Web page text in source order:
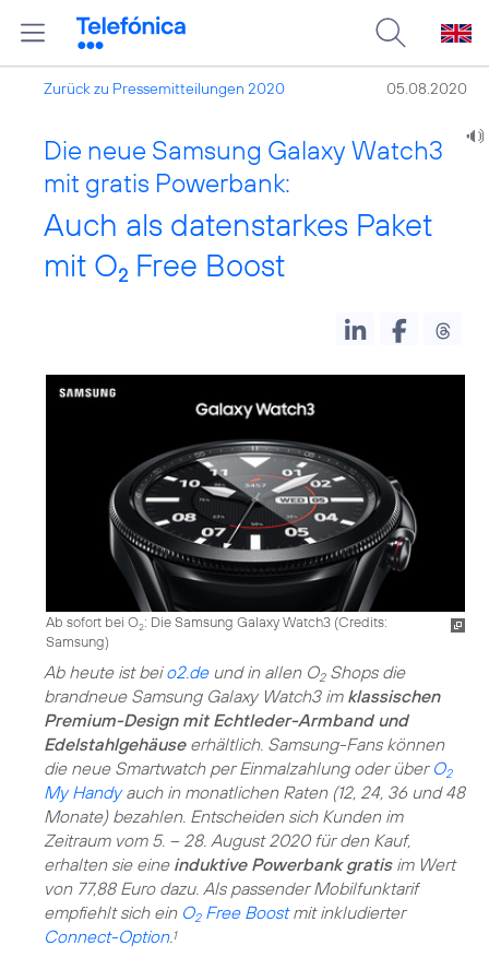
Zurück zu Pressemitteilungen 2020 05.08.2020
Die neue Samsung Galaxy Watch3
mit gratis Powerbank:
Auch als datenstarkes Paket
mit O2 Free Boost
Ab sofort bei O2: Die Samsung Galaxy Watch3 (Credits:
Samsung)
Ab heute ist beio2.deund in allen O2Shops die
brandneue Samsung Galaxy Watch3 im klassischen
Premium-Design mit Echtleder-Armband und
Edelstahlgehäuseerhältlich. Samsung-Fans können
die neue Smartwatch per Einmalzahlung oder über O2
My Handyauch in monatlichen Raten (12, 24, 36 und 48
Monate) bezahlen. Entscheiden sich Kunden im
Zeitraum vom 5. – 28. August 2020 für den Kauf,
erhalten sie eine induktive Powerbank gratisim Wert
von 77,88 Euro dazu. Als passender Mobilfunktarif
empfiehlt sich ein O2Free Boostmit inkludierter
Connect-Option. 1